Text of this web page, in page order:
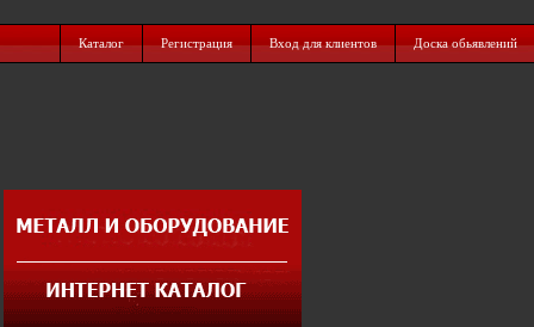
Каталог Регистрация Вход для клиентов Доска обьявлений